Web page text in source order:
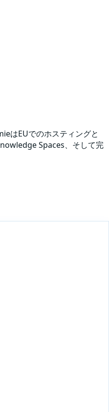
はEUでのホスティングと
Spaces、そして完